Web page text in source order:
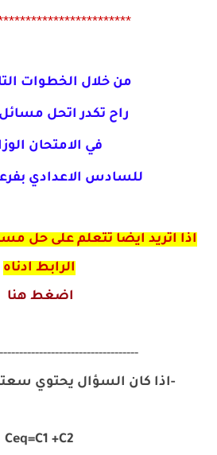
من خلال الخطوات
راح تكدر اتحل مسائل
في الامتحان
للسادس الاعدادي
اذا اتريد ايضا تتعلم على حل
الرابط ادناه
اضغط هنا
-اذا كان السؤال يحتوي
Ceq=C1 +C2